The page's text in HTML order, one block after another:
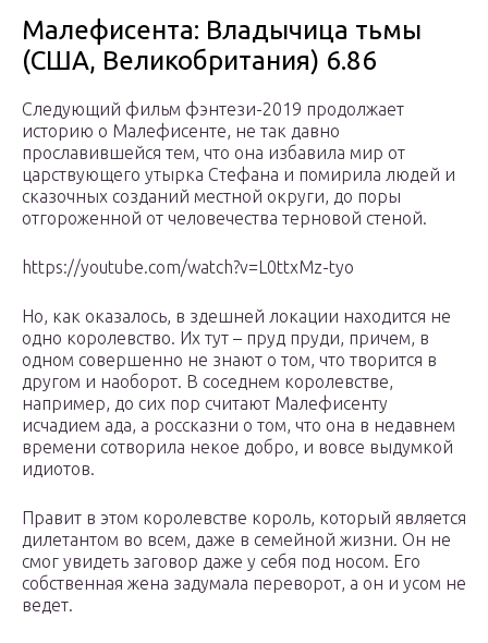
Малефисента: Владычица тьмы
(США, Великобритания) 6.86
Следующий фильм фэнтези-2019 продолжает
историю о Малефисенте, не так давно
прославившейся тем, что она избавила мир от
царствующего утырка Стефана и помирила людей и
сказочных созданий местной округи, до поры
отгороженной от человечества терновой стеной.
https://youtube.com/watch?v=L0ttxMz-tyo
Но, как оказалось, в здешней локации находится не
одно королевство. Их тут – пруд пруди, причем, в
одном совершенно не знают о том, что творится в
другом и наоборот. В соседнем королевстве,
например, до сих пор считают Малефисенту
исчадием ада, а россказни о том, что она в недавнем
времени сотворила некое добро, и вовсе выдумкой
идиотов.
Правит в этом королевстве король, который является
дилетантом во всем, даже в семейной жизни. Он не
смог увидеть заговор даже у себя под носом. Его
собственная жена задумала переворот, а он и усом не
ведет.